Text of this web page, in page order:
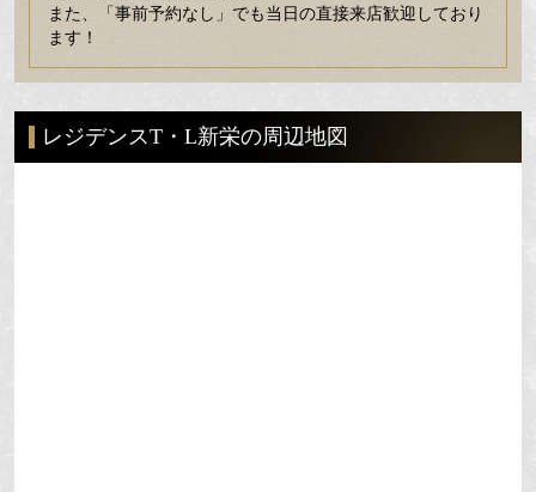
また、「事前予約なし」でも当日の直接来店歓迎しており
ます！
レジデンスT・L新栄の周辺地図